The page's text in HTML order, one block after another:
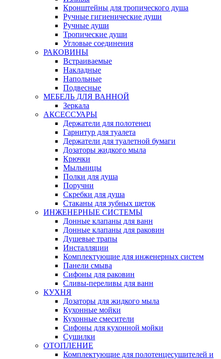
Кронштейны для тропического душа
Ручные гигиенические души
Ручные души
Тропические души
Угловые соединения
РАКОВИНЫ
Встраиваемые
Накладные
Напольные
Подвесные
МЕБЕЛЬ ДЛЯ ВАННОЙ
Зеркала
АКСЕССУАРЫ
Держатели для полотенец
Гарнитур для туалета
Держатели для туалетной бумаги
Дозаторы жидкого мыла
Крючки
Мыльницы
Полки для душа
Поручни
Скребки для душа
Стаканы для зубных щеток
ИНЖЕНЕРНЫЕ СИСТЕМЫ
Донные клапаны для ванн
Донные клапаны для раковин
Душевые трапы
Инсталляции
Комплектующие для инженерных систем
Панели смыва
Сифоны для раковин
Сливы-переливы для ванн
КУХНЯ
Дозаторы для жидкого мыла
Кухонные мойки
Кухонные смесители
Сифоны для кухонной мойки
Сушилки
ОТОПЛЕНИЕ
Комплектующие для полотенцесушителей и